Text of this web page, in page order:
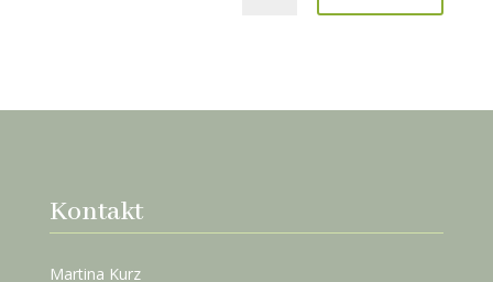
Kontakt
Martina Kurz